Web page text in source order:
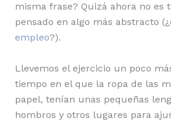
misma frase? Quizá ahora no es
pensado en algo más abstracto
empleo?).
Llevemos el ejercicio un poco
tiempo en el que la ropa de las
papel, tenían unas pequeñas
hombros y otros lugares para